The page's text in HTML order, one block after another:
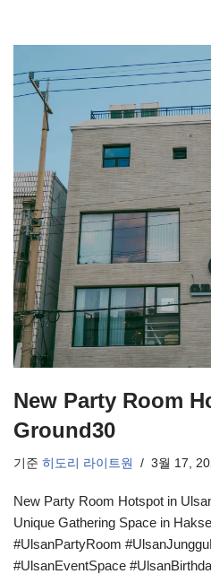
New Party Room
Ground30
기준 히도리 라이트원 3월 17,
New Party Room Hotspot in
Unique Gathering Space in
#UlsanPartyRoom
#UlsanEventSpace